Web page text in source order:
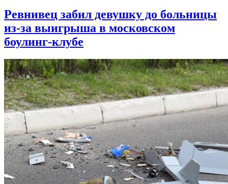
Ревнивец забил девушку до больницы
из-за выигрыша в московском
боулинг-клубе